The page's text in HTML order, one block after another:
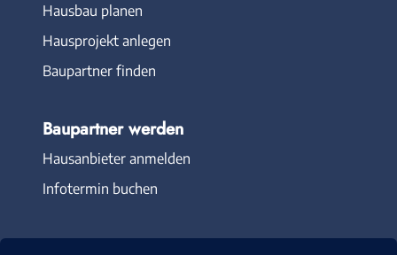
Hausbau planen
Hausprojekt anlegen
Baupartner finden
Baupartner werden
Hausanbieter anmelden
Infotermin buchen